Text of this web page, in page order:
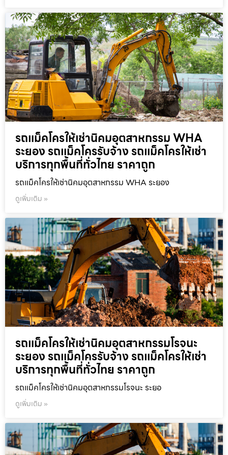
รถแม็คโครให้เช่านิคมอุตสาหกรรม WHA
ระยอง รถแม็คโครรับจ้าง รถแม็คโครให้เช่า
บริการทุกพื้นที่ทั่วไทย ราคาถูก
รถแม็คโครให้เช่านิคมอุตสาหกรรม WHA ระยอง
ดูเพิ่มเติม »
รถแม็คโครให้เช่านิคมอุตสาหกรรมโรจนะ
ระยอง รถแม็คโครรับจ้าง รถแม็คโครให้เช่า
บริการทุกพื้นที่ทั่วไทย ราคาถูก
รถแม็คโครให้เช่านิคมอุตสาหกรรมโรจนะ ระยอ
ดูเพิ่มเติม »